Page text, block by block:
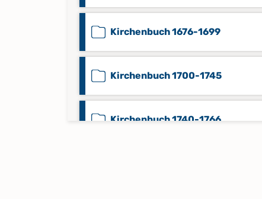
Kirchenbuch 1676-1699
Kirchenbuch 1700-1745
Kirchenbuch 1740-1766